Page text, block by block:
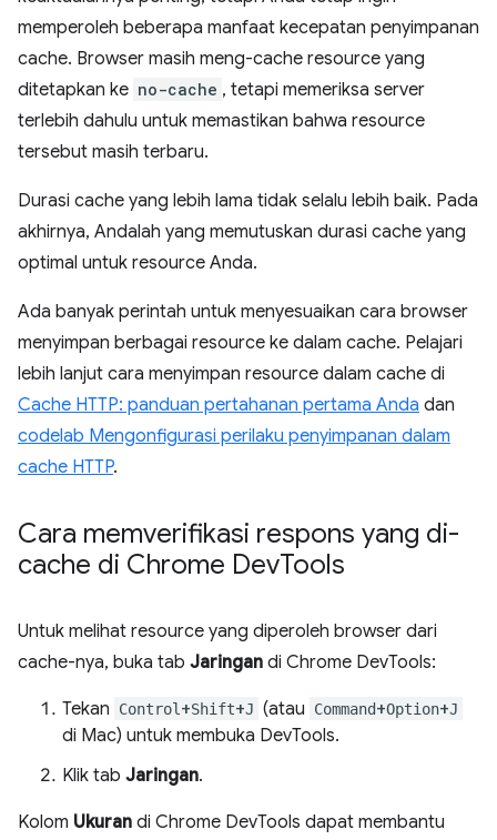
memperoleh beberapa manfaat kecepatan penyimpanan
cache. Browser masih meng-cache resource yang
ditetapkan ke no-cache , tetapi memeriksa server
terlebih dahulu untuk memastikan bahwa resource
tersebut masih terbaru.
Durasi cache yang lebih lama tidak selalu lebih baik. Pada
akhirnya, Andalah yang memutuskan durasi cache yang
optimal untuk resource Anda.
Ada banyak perintah untuk menyesuaikan cara browser
menyimpan berbagai resource ke dalam cache. Pelajari
lebih lanjut cara menyimpan resource dalam cache di
Cache HTTP: panduan pertahanan pertama Anda dan
codelab Mengonfigurasi perilaku penyimpanan dalam
cache HTTP.
Cara memverifikasi respons yang di-
cache di Chrome DevTools
Untuk melihat resource yang diperoleh browser dari
cache-nya, buka tab Jaringan di Chrome DevTools:
Tekan Control +Shift+J (atau Command+Option+J
di Mac) untuk membuka DevTools.
Klik tab Jaringan.
Kolom Ukuran di Chrome DevTools dapat membantu